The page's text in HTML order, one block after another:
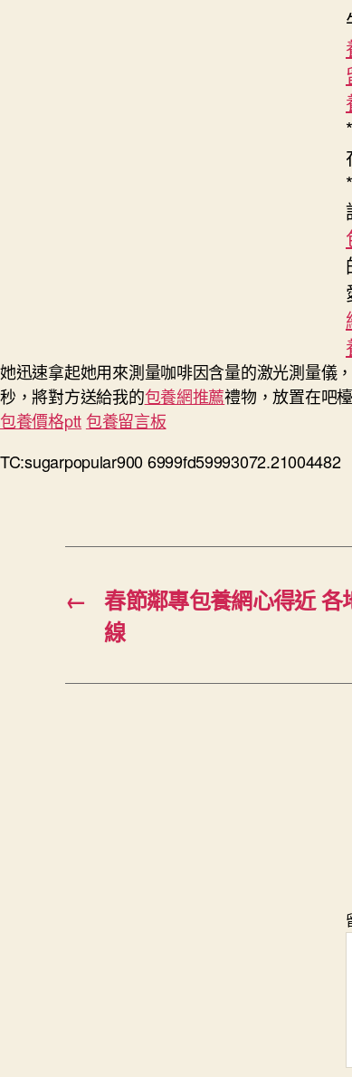
她迅速拿起她用來測量咖啡因含量的激光測量儀
秒，將對方送給我的包養網推薦禮物，放置在吧
包養價格ptt包養留言板
TC:sugarpopular900 6999fd59993072.21004482
←
春節鄰專包養網心得近
線